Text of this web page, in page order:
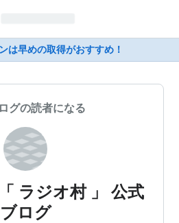
は早めの取得がおすすめ！
グの読者になる
ラジオ村 」 公式
ブログ